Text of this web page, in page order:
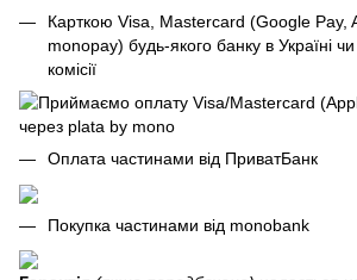
Карткою Visa, Mastercard (Google Pay,
monopay) будь-якого банку в Україні
комісії
Оплата частинами від ПриватБанк
Покупка частинами від monobank